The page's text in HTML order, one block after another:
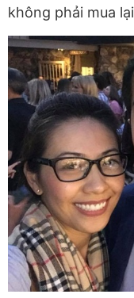
không phải mua